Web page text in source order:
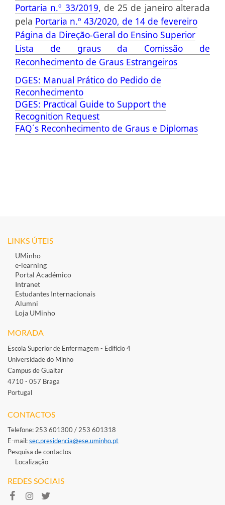
Portaria n.º 33/2019, de 25 de janeiro alterada
pela Portaria n.º 43/2020, de 14 de fevereiro
Página da Direção-Geral do Ensino Superior
Lista de graus da Comissão de
Reconhecimento de Graus Estrangeiros
DGES: Manual Prático do Pedido de
Reconhecimento
DGES: Practical Guide to Support the
Recognition Request
FAQ´s Reconhecimento de Graus e Diplomas
LINKS ÚTEIS
UMinho
e-learning
Portal Académico
Intranet
Estudantes Inte​rnacionais
Alumni
Loja UMinho
MORADA
Escola Superior de Enfermagem - Edifício 4
Universidade do Minho
Campus de Gualtar
4710 - 057 Braga
Portugal
CONTACTOS
Telefone: 253 601300 / 253 601318
E-mail: ​sec.presidencia@ese.uminho.​pt
Pesquisa de contactos
Localização
REDES SOCIAIS